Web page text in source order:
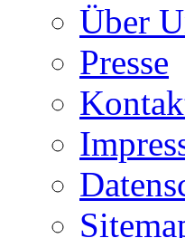
Über
Presse